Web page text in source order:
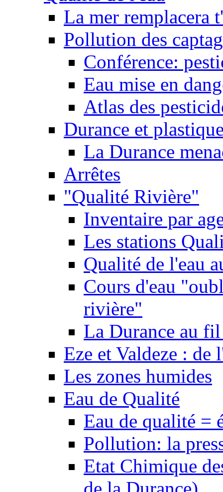
La mer remplacera
Pollution des
Conférence:
Eau mise en
Atlas des
Durance et
La Durance
Arrêtes
"Qualité Rivière"
Inventaire par
Les stations
Qualité de l'eau
Cours d'eau
rivière"
La Durance au
Eze et Valdeze : de
Les zones humides
Eau de Qualité
Eau de qualité =
Pollution: la
Etat Chimique